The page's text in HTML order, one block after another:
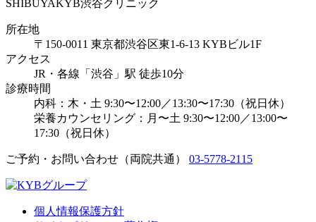
SHIBUYAKYB渋谷クリニック
所在地
〒150-0011 東京都渋谷区東1-6-13 KYBビル1F
アクセス
JR・各線「渋谷」駅 徒歩10分
診療時間
内科：木・土 9:30〜12:00／13:30〜17:30（祝日休）
栄養カウンセリング：月〜土 9:30〜12:00／13:00〜
17:30（祝日休）
ご予約・お問い合わせ（両院共通） 03-5778-2115
個人情報保護方針